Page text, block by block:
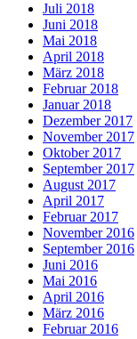
Juli 2018
Juni 2018
Mai 2018
April 2018
März 2018
Februar 2018
Januar 2018
Dezember 2017
November 2017
Oktober 2017
September 2017
August 2017
April 2017
Februar 2017
November 2016
September 2016
Juni 2016
Mai 2016
April 2016
März 2016
Februar 2016